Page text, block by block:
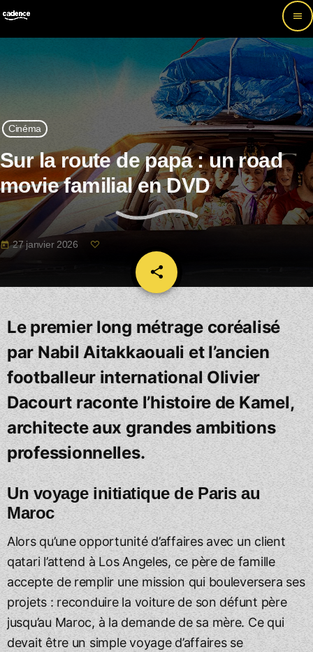
menu
Cinéma
Sur la route de papa : un road
movie familial en DVD
today 27 janvier 2026
share
email
Le premier long métrage coréalisé
par Nabil Aitakkaouali et l’ancien
footballeur international Olivier
Dacourt raconte l’histoire de Kamel,
architecte aux grandes ambitions
professionnelles.
Un voyage initiatique de Paris au
Maroc
Alors qu’une opportunité d’affaires avec un client
qatari l’attend à Los Angeles, ce père de famille
accepte de remplir une mission qui bouleversera ses
projets : reconduire la voiture de son défunt père
jusqu’au Maroc, à la demande de sa mère. Ce qui
devait être un simple voyage d’affaires se